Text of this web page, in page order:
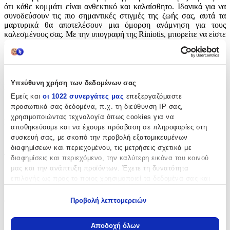
Υπεύθυνη χρήση των δεδομένων σας
Εμείς και οι 1022 συνεργάτες μας επεξεργαζόμαστε
προσωπικά σας δεδομένα, π.χ. τη διεύθυνση IP σας,
χρησιμοποιώντας τεχνολογία όπως cookies για να
αποθηκεύουμε και να έχουμε πρόσβαση σε πληροφορίες στη
συσκευή σας, με σκοπό την προβολή εξατομικευμένων
διαφημίσεων και περιεχομένου, τις μετρήσεις σχετικά με
διαφημίσεις και περιεχόμενο, την καλύτερη εικόνα του κοινού
μας και την ανάπτυξη προϊόντων. Έχετε τη δυνατότητα
Να συλλέξουμε πληροφορίες σχετικά με τη γεωγραφική
Προβολή λεπτομερειών
Αποδοχή όλων
ότι κάθε κομμάτι είναι ανθεκτικό και καλαίσθητο. Ιδανικά για να
συνοδεύσουν τις πιο σημαντικές στιγμές της ζωής σας, αυτά τα
μαρτυρικά θα αποτελέσουν μια όμορφη ανάμνηση για τους
καλεσμένους σας. Με την υπογραφή της Riniotis, μπορείτε να είστε
Χαρακτηριστικά
Κατασκευαστής:
Riniotis
Σχέδιο:
Σταυρουδάκι
Τεμάχια:
Αγόρι